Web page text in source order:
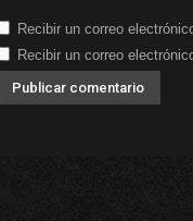
Recibir un correo
Recibir un correo